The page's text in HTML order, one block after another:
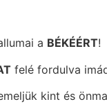
a BÉKÉÉRT!
felé fordulva
kint és